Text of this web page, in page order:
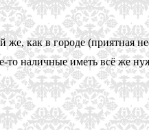
же, как в городе
наличные иметь всё же